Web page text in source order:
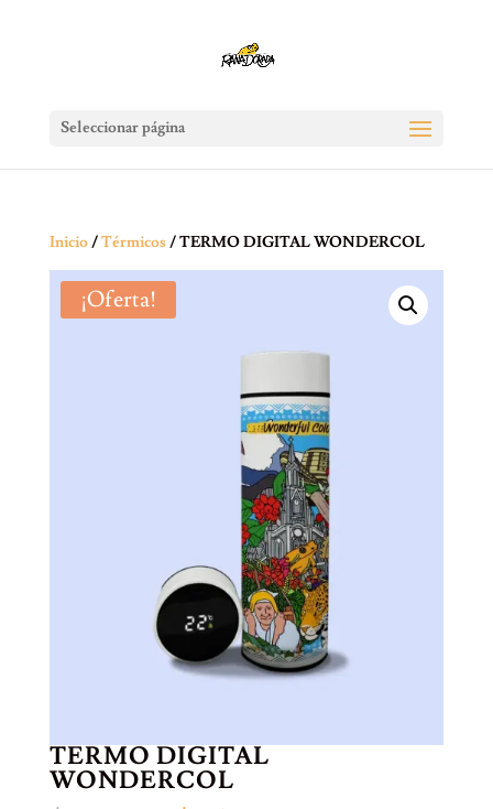
Seleccionar página
Inicio/Térmicos/ TERMO DIGITAL WONDERCOL
¡Oferta!
TERMO DIGITAL
WONDERCOL